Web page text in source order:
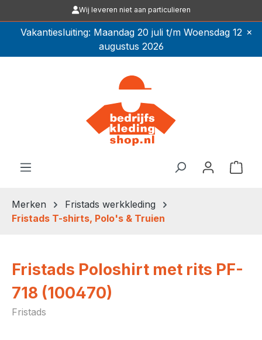
Ga naar de hoofdinhoudWij leveren niet aan particulieren
Vakantiesluiting: Maandag 20 juli t/m Woensdag 12
augustus 2026
×
Merken
Fristads werkkleding
Fristads T-shirts, Polo's & Truien
Fristads Poloshirt met rits PF-
718 (100470)
Fristads